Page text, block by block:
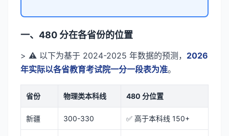
一、480 分在各省份的位置
> ⚠️ 以下为基于 2024-2025 年数据的预测， 2026
年实际以各省教育考试院一分一段表为准。
省份 物理类本科线 480 分位置
新疆 300-330 ✅ 高于本科线 150+